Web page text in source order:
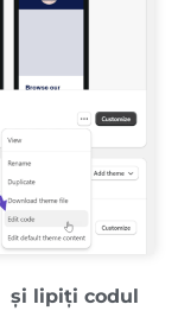
și lipiți codul